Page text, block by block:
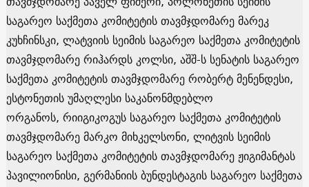
საგარეო საქმეთა კომიტეტის თავმჯდომარე მარეკ
კუხჩინსკი, ლატვიის სეიმის საგარეო საქმეთა კომიტეტის
თავმჯდომარე რიჰარდს კოლსი, აშშ-ს სენატის საგარეო
საქმეთა კომიტეტის თავმჯდომარე რობერტ მენენდესი,
ესტონეთის უმაღლესი საკანონმდებლო
ორგანოს, რიიგიკოგუს საგარეო საქმეთა კომიტეტის
თავმჯდომარე მარკო მიხკელსონი, ლიტვის სეიმის
საგარეო საქმეთა კომიტეტის თავმჯდომარე ჟიგიმანტას
პავილიონისი, გერმანიის ბუნდესტაგის საგარეო საქმეთა